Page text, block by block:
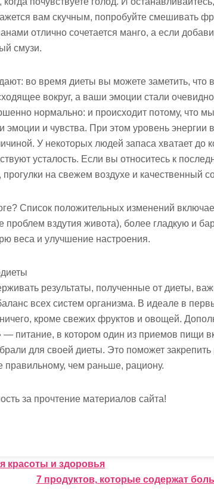
вам скучным, попробуйте смешивать
отлично сочетается манго, а если
смузи.
во время диеты вы можете заметить, что
вокруг, а ваши эмоции стали
нормально: и происходит потому, что
эмоции и чувства. При этом уровень
У некоторых людей запаса хватает до
усталость. Если вы относитесь к
на свежем воздухе и качественный
Список положительных изменений
проблем вздутия живота), более гладкую и
веса и улучшение настроения.
результаты, полученные от диеты,
всех систем организма. В идеале в
кроме свежих фруктов и овощей.
питание, в котором один из приемов пищи
для своей диеты. Это поможет закрепить
правильному, чем раньше, рациону.
за прочтение материалов сайта!
красоты и здоровья
7 продуктов, которые содержат